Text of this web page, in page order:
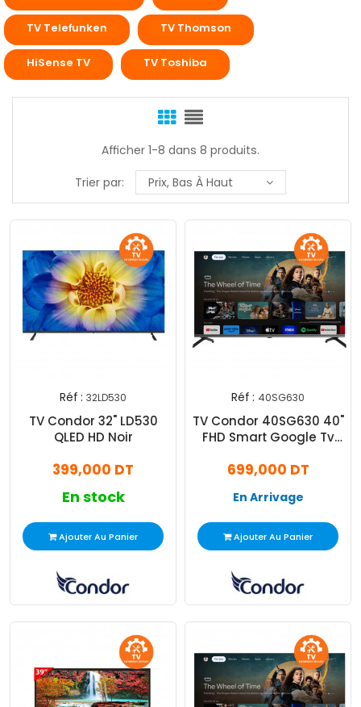
TV Telefunken TV Thomson
HiSense TV TV Toshiba
Afficher 1-8 dans 8 produits.
Trier par:
Prix, Bas À Haut
Réf : 32LD530
TV Condor 32" LD530
QLED HD Noir
399,000 DT
En stock
Ajouter Au Panier
Réf : 40SG630
TV Condor 40SG630 40"
FHD Smart Google Tv
699,000 DT
En Arrivage
Ajouter Au Panier